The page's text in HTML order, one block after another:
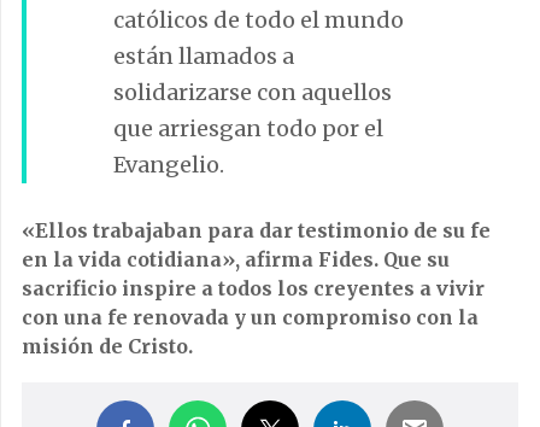
católicos de todo el mundo
están llamados a
solidarizarse con aquellos
que arriesgan todo por el
Evangelio.
«Ellos trabajaban para dar testimonio de su fe
en la vida cotidiana», afirma Fides. Que su
sacrificio inspire a todos los creyentes a vivir
con una fe renovada y un compromiso con la
misión de Cristo.